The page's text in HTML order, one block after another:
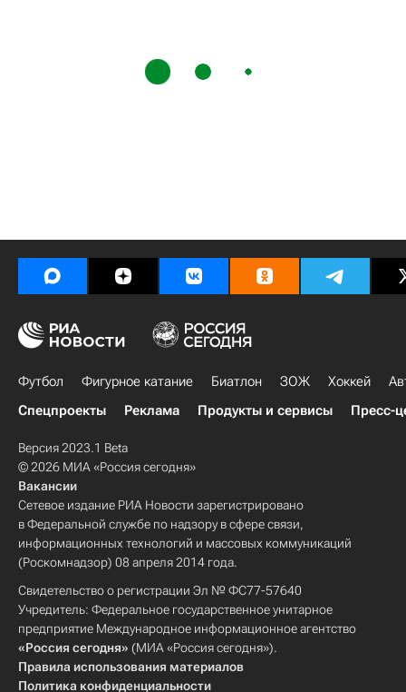
Футбол Фигурное катание Биатлон ЗОЖ Хоккей
Спецпроекты
Реклама Продукты и сервисы Пресс-
Версия 2023.1 Beta
© 2026 МИА «Россия сегодня»
Вакансии
Сетевое издание РИА Новости зарегистрировано
в Федеральной службе по надзору в сфере связи,
информационных технологий и массовых коммуникаций
(Роскомнадзор) 08 апреля 2014 года.
Свидетельство о регистрации Эл № ФС77-57640
Учредитель: Федеральное государственное унитарное
предприятие Международное информационное агентство
«Россия сегодня» (МИА «Россия сегодня»).
Правила использования материалов
Политика конфиденциальности